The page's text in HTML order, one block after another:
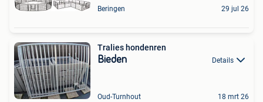
Beringen 29 jul 26
Tralies hondenren
Bieden Details
Oud-Turnhout 18 mrt 26